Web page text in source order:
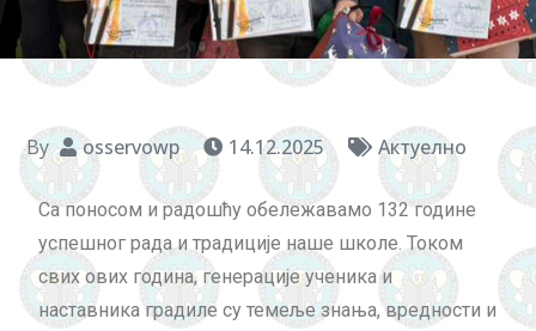
By osservowp 14.12.2025 Актуeлно
Са поносом и радошћу обележавамо 132 године
успешног рада и традиције наше школе. Током
свих ових година, генерације ученика и
наставника градиле су темеље знања, вредности и